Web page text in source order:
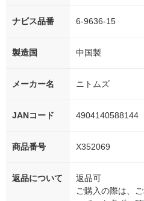
ナビス品番 6-9636-15
製造国 中国製
メーカー名 ニトムズ
JANコード 4904140588144
商品番号 X352069
返品について
返品可
ご購入の際は、